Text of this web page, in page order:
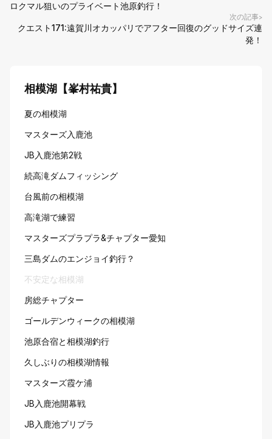
ロクマル狙いのプライベート池原釣行！
次の記事>
クエスト171:遠賀川オカッパリでアフター回復のグッドサイズ連
発！
相模湖【峯村祐貴】
夏の相模湖
マスターズ入鹿池
JB入鹿池第2戦
続高滝ダムフィッシング
台風前の相模湖
高滝湖で練習
マスターズプラプラ&チャプター愛知
三島ダムのエンジョイ釣行？
不安定な相模湖
房総チャプター
ゴールデンウィークの相模湖
池原合宿と相模湖釣行
久しぶりの相模湖情報
マスターズ霞ケ浦
JB入鹿池開幕戦
JB入鹿池プリプラ